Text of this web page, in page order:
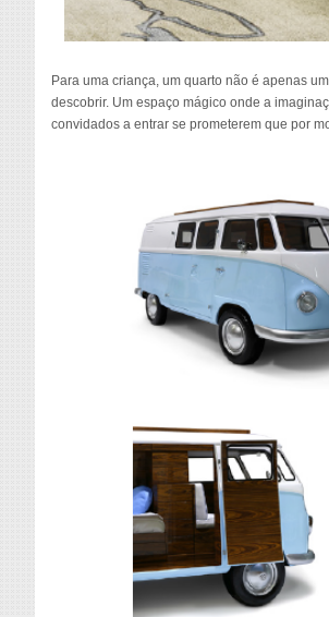
Para uma criança, um quarto não é apenas
descobrir. Um espaço mágico onde a
convidados a entrar se prometerem que por